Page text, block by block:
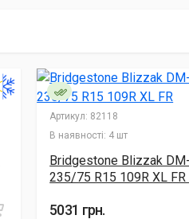
Артикул: 82118
В наявності: 4 шт
Bridgestone Blizzak
235/75 R15 109R XL FR
5031 грн.